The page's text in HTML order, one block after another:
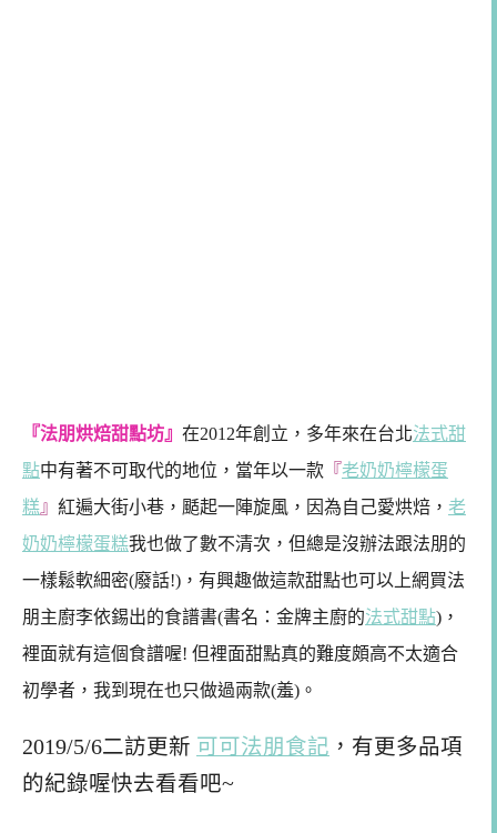
『法朋烘焙甜點坊』 在2012年創立，多年來在台北法式甜
點中有著不可取代的地位，當年以一款 『老奶奶檸檬蛋
糕』 紅遍大街小巷，颳起一陣旋風，因為自己愛烘焙， 老
奶奶檸檬蛋糕我也做了數不清次，但總是沒辦法跟法朋的
一樣鬆軟細密(廢話!)，有興趣做這款甜點也可以上網買法
朋主廚李依錫出的食譜書(書名：金牌主廚的法式甜點)，
裡面就有這個食譜喔! 但裡面甜點真的難度頗高不太適合
初學者，我到現在也只做過兩款(羞)。
2019/5/6二訪更新 可可法朋食記 ，有更多品項
的紀錄喔快去看看吧~